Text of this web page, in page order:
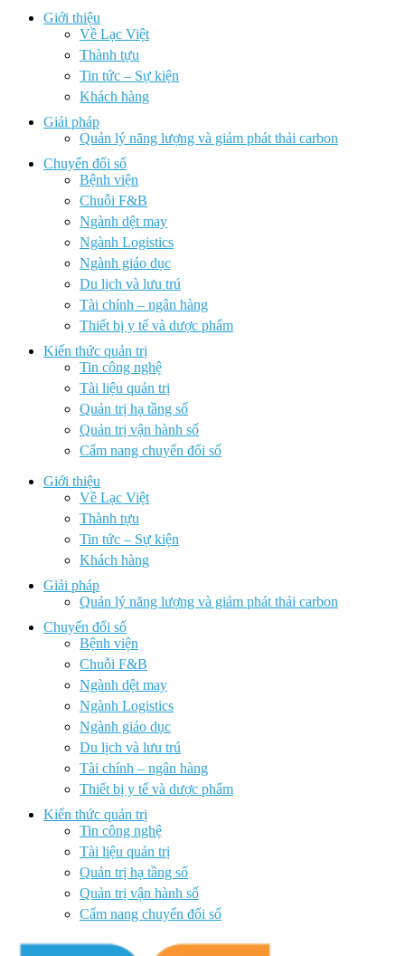
Giới thiệu
Về Lạc Việt
Thành tựu
Tin tức – Sự kiện
Khách hàng
Giải pháp
Quản lý năng lượng và giảm phát thải carbon
Chuyển đổi số
Bệnh viện
Chuỗi F&B
Ngành dệt may
Ngành Logistics
Ngành giáo dục
Du lịch và lưu trú
Tài chính – ngân hàng
Thiết bị y tế và dược phẩm
Kiến thức quản trị
Tin công nghệ
Tài liệu quản trị
Quản trị hạ tầng số
Quản trị vận hành số
Cẩm nang chuyển đổi số
Giới thiệu
Về Lạc Việt
Thành tựu
Tin tức – Sự kiện
Khách hàng
Giải pháp
Quản lý năng lượng và giảm phát thải carbon
Chuyển đổi số
Bệnh viện
Chuỗi F&B
Ngành dệt may
Ngành Logistics
Ngành giáo dục
Du lịch và lưu trú
Tài chính – ngân hàng
Thiết bị y tế và dược phẩm
Kiến thức quản trị
Tin công nghệ
Tài liệu quản trị
Quản trị hạ tầng số
Quản trị vận hành số
Cẩm nang chuyển đổi số